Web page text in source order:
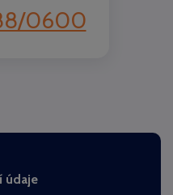
0600
údaje